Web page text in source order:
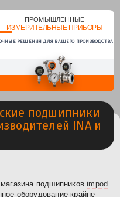
ПРОМЫШЛЕННЫЕ
ИЗМЕРИТЕЛЬНЫЕ ПРИБОРЫ
РЕШЕНИЯ ДЛЯ ВАШЕГО ПРОИЗВОДСТВА
подшипники
INA и
подшипников impod
оборудование крайне